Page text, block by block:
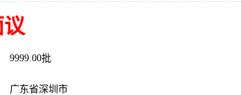
9999.00批
广东省深圳市